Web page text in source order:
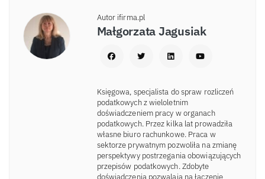
Autor ifirma.pl
Małgorzata Jagusiak
Księgowa, specjalista do spraw rozliczeń
podatkowych z wieloletnim
doświadczeniem pracy w organach
podatkowych. Przez kilka lat prowadziła
własne biuro rachunkowe. Praca w
sektorze prywatnym pozwoliła na zmianę
perspektywy postrzegania obowiązujących
przepisów podatkowych. Zdobyte
doświadczenia pozwalają na łączenie